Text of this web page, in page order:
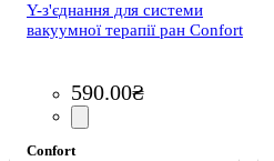
Y-з'єднання для системи
вакуумної терапії ран Confort
590.00₴
Confort